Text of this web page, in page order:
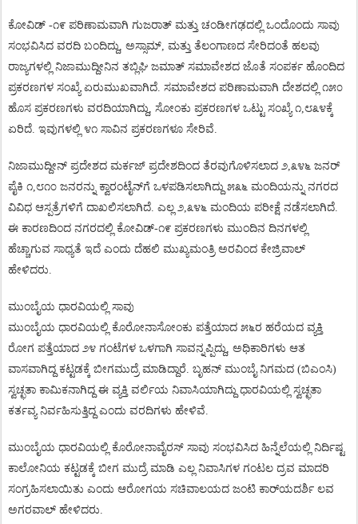
ಕೋವಿಡ್ -೧೯ ಪರಿಣಾಮವಾಗಿ ಗುಜರಾತ್ ಮತ್ತು ಚಂಡೀಗಢದಲ್ಲಿ ಒಂದೊಂದು ಸಾವು
ಸಂಭವಿಸಿದ ವರದಿ ಬಂದಿದ್ದು, ಅಸ್ಸಾಮ್, ಮತ್ತು ತೆಲಂಗಾಣದ ಸೇರಿದಂತೆ ಹಲವು
ರಾಜ್ಯಗಳಲ್ಲಿ ನಿಜಾಮುದ್ದೀನಿನ ತಬ್ಲಿಘಿ ಜಮಾತ್ ಸಮಾವೇಶದ ಜೊತೆ ಸಂಪರ್ಕ ಹೊಂದಿದ
ಪ್ರಕರಣಗಳ ಸಂಖ್ಯೆ ಏರುಮುಖವಾಗಿದೆ. ಸಮಾವೇಶದ ಪರಿಣಾಮವಾಗಿ ದೇಶದಲ್ಲಿ ೧೫೦
ಹೊಸ ಪ್ರಕರಣಗಳು ವರದಿಯಾಗಿದ್ದು, ಸೋಂಕು ಪ್ರಕರಣಗಳ ಒಟ್ಟು ಸಂಖ್ಯೆ ೧,೮೩೪ಕ್ಕೆ
ಏರಿದೆ. ಇವುಗಳಲ್ಲಿ ೪೧ ಸಾವಿನ ಪ್ರಕರಣಗಳೂ ಸೇರಿವೆ.
ನಿಜಾಮುದ್ದೀನ್ ಪ್ರದೇಶದ ಮರ್ಕಜ್ ಪ್ರದೇಶದಿಂದ ತೆರವುಗೊಳಿಸಲಾದ ೨,೩೪೬ ಜನರ್
ಪೈಕಿ ೧,೮೧೦ ಜನರನ್ನು ಕ್ವಾರಂಟೈನ್ಗೆ ಒಳಪಡಿಸಲಾಗಿದ್ದು ೫೩೬ ಮಂದಿಯನ್ನು ನಗರದ
ವಿವಿಧ ಆಸ್ಪತ್ರೆಗಳಿಗೆ ದಾಖಲಿಸಲಾಗಿದೆ. ಎಲ್ಲ ೨,೩೪೬ ಮಂದಿಯ ಪರೀಕ್ಷೆ ನಡೆಸಲಾಗಿದೆ.
ಈ ಕಾರಣದಿಂದ ನಗರದಲ್ಲಿ ಕೋವಿಡ್-೧೯ ಪ್ರಕರಣಗಳು ಮುಂದಿನ ದಿನಗಳಲ್ಲಿ
ಹೆಚ್ಚಾಗುವ ಸಾಧ್ಯತೆ ಇದೆ ಎಂದು ದೆಹಲಿ ಮುಖ್ಯಮಂತ್ರಿ ಅರವಿಂದ ಕೇಜ್ರಿವಾಲ್
ಹೇಳಿದರು.
ಮುಂಬೈಯ ಧಾರವಿಯಲ್ಲಿ ಸಾವು
ಮುಂಬೈಯ ಧಾರವಿಯಲ್ಲಿ ಕೊರೋನಾಸೋಂಕು ಪತ್ತೆಯಾದ ೫೬ರ ಹರೆಯದ ವ್ಯಕ್ತಿ
ರೋಗ ಪತ್ತೆಯಾದ ೨೪ ಗಂಟೆಗಳ ಒಳಗಾಗಿ ಸಾವನ್ನಪ್ಪಿದ್ದು, ಅಧಿಕಾರಿಗಳು ಆತ
ವಾಸವಾಗಿದ್ದ ಕಟ್ಟಡಕ್ಕೆ ಬೀಗಮುದ್ರೆ ಮಾಡಿದ್ದಾರೆ. ಬೃಹನ್ ಮುಂಬೈ ನಿಗಮದ (ಬಿಎಂಸಿ)
ಸ್ವಚ್ಛತಾ ಕಾಮಿಕನಾಗಿದ್ದ ಈ ವ್ಯಕ್ತಿ ವರ್ಲಿಯ ನಿವಾಸಿಯಾಗಿದ್ದು ಧಾರವಿಯಲ್ಲಿ ಸ್ವಚ್ಛತಾ
ಕರ್ತವ್ಯ ನಿರ್ವಹಿಸುತ್ತಿದ್ದ ಎಂದು ವರದಿಗಳು ಹೇಳಿವೆ.
ಮುಂಬೈಯ ಧಾರವಿಯಲ್ಲಿ ಕೊರೋನಾವೈರಸ್ ಸಾವು ಸಂಭವಿಸಿದ ಹಿನ್ನೆಲೆಯಲ್ಲಿ ನಿರ್ದಿಷ್ಟ
ಕಾಲೋನಿಯ ಕಟ್ಟಡಕ್ಕೆ ಬೀಗ ಮುದ್ರೆ ಮಾಡಿ ಎಲ್ಲ ನಿವಾಸಿಗಳ ಗಂಟಲ ದ್ರವ ಮಾದರಿ
ಸಂಗ್ರಹಿಸಲಾಯಿತು ಎಂದು ಆರೋಗಯ ಸಚಿವಾಲಯದ ಜಂಟಿ ಕಾರ್ಯದರ್ಶಿ ಲವ
ಅಗರವಾಲ್ ಹೇಳಿದರು.